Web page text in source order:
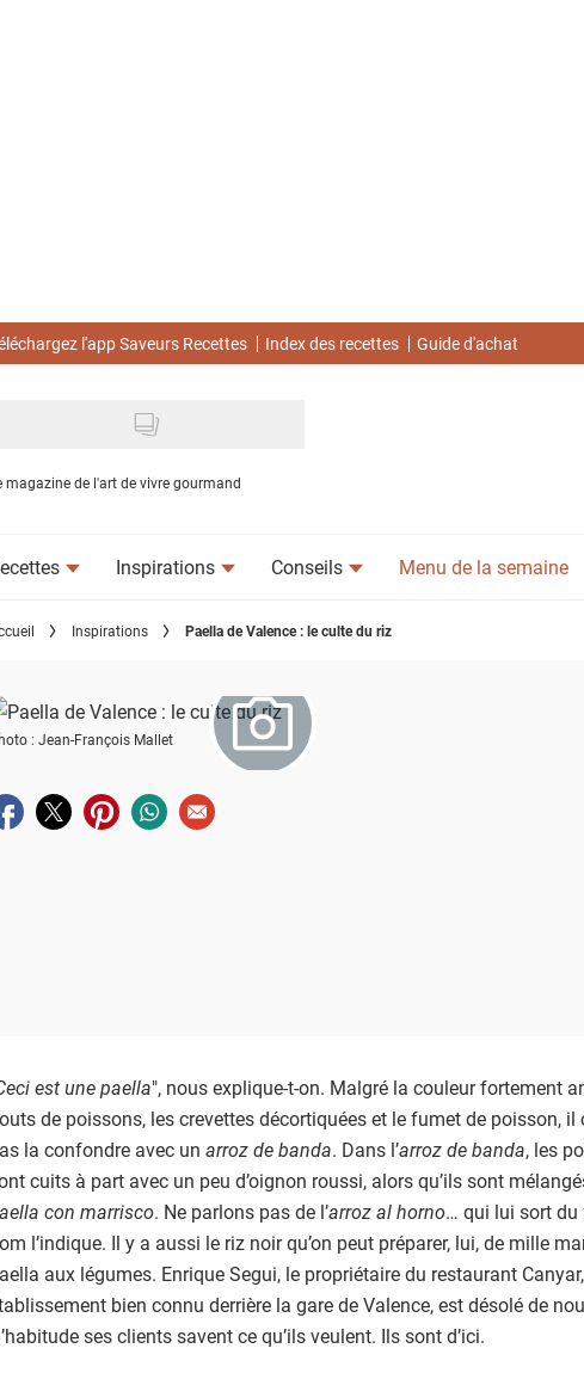
l'app Saveurs Recettes Index des recettes Guide d'achat
magazine de l'art de vivre gourmand
Inspirations Conseils Menu de la semaine
Inspirations Paella de Valence : le culte du riz
: Jean-François Mallet
sur facebook
Partager sur twitter
Partager sur pinterest
Partager sur whatsapp
Envoyer à un ami
est une paella", nous explique-t-on. Malgré la couleur fortement
de poissons, les crevettes décortiquées et le fumet de poisson, il
la confondre avec un arroz de banda. Dans l’arroz de banda, les
cuits à part avec un peu d’oignon roussi, alors qu’ils sont
con marrisco. Ne parlons pas de l’arroz al horno… qui lui sort du
l’indique. Il y a aussi le riz noir qu’on peut préparer, lui, de mille
aux légumes. Enrique Segui, le propriétaire du restaurant
bien connu derrière la gare de Valence, est désolé de
ses clients savent ce qu’ils veulent. Ils sont d’ici.